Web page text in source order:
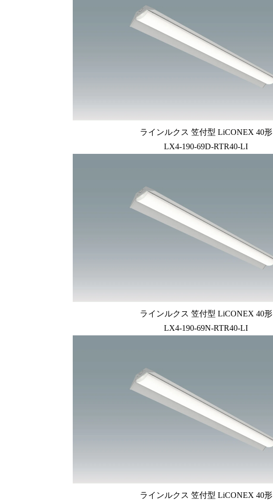
ラインルクス 笠付型 LiCONEX 40形
LX4-190-69D-RTR40-LI
ラインルクス 笠付型 LiCONEX 40形
LX4-190-69N-RTR40-LI
ラインルクス 笠付型 LiCONEX 40形